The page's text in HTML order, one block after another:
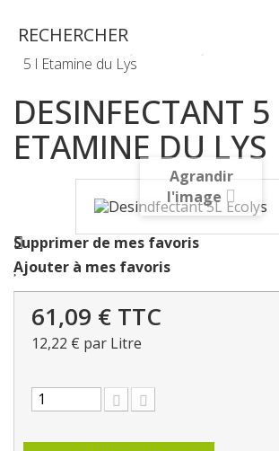
5 l Etamine du Lys
DESINFECTANT 5
ETAMINE DU LYS
Agrandir
l'image
Supprimer de mes favoris
Ajouter à mes favoris
61,09 € TTC
12,22 € par Litre